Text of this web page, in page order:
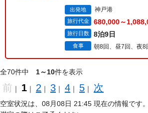
出発地 神戸港
旅行代金 680,000～
旅行日数 8泊9日
食事 朝8回、昼7回、夜8
全70件中 1～10件を表示
前 ｜ 1 ｜ 2 ｜ 3 ｜ 4 ｜ 5 ｜ 次
空室状況は、08月08日 21:45 現在の情報です。